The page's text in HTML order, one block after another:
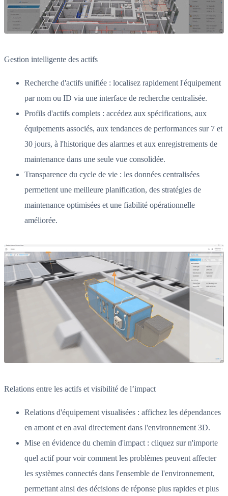
Gestion intelligente des actifs
Recherche d'actifs unifiée : localisez rapidement l'équipement
par nom ou ID via une interface de recherche centralisée.
Profils d'actifs complets : accédez aux spécifications, aux
équipements associés, aux tendances de performances sur 7 et
30 jours, à l'historique des alarmes et aux enregistrements de
maintenance dans une seule vue consolidée.
Transparence du cycle de vie : les données centralisées
permettent une meilleure planification, des stratégies de
maintenance optimisées et une fiabilité opérationnelle
améliorée.
Relations entre les actifs et visibilité de l’impact
Relations d'équipement visualisées : affichez les dépendances
en amont et en aval directement dans l'environnement 3D.
Mise en évidence du chemin d'impact : cliquez sur n'importe
quel actif pour voir comment les problèmes peuvent affecter
les systèmes connectés dans l'ensemble de l'environnement,
permettant ainsi des décisions de réponse plus rapides et plus